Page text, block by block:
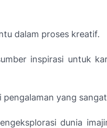
dalam proses kreatif.
inspirasi untuk
pengalaman yang
dunia